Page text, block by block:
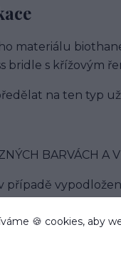
materiálu
bridle s křížovým
na ten typ
BARVÁCH
případě
🍪 cookies, aby